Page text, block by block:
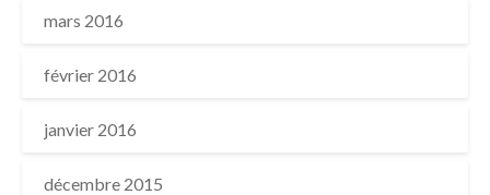
mars 2016
février 2016
janvier 2016
décembre 2015